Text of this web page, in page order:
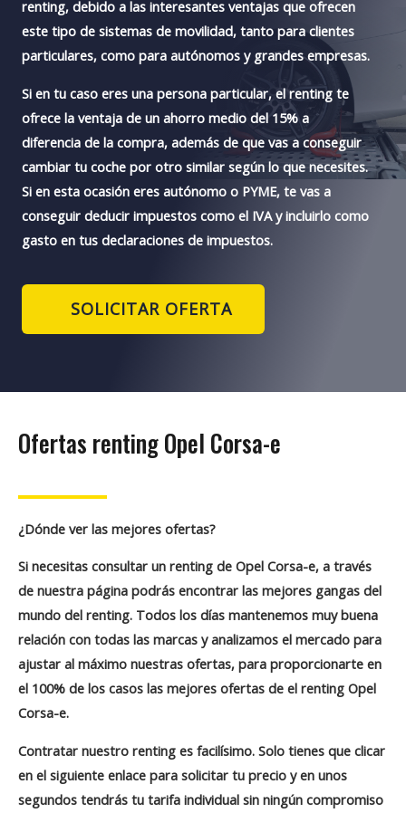
renting, debido a las interesantes ventajas que ofrecen
este tipo de sistemas de movilidad, tanto para clientes
particulares, como para autónomos y grandes empresas.
Si en tu caso eres una persona particular, el renting te
ofrece la ventaja de un ahorro medio del 15% a
diferencia de la compra, además de que vas a conseguir
cambiar tu coche por otro similar según lo que necesites.
Si en esta ocasión eres autónomo o PYME, te vas a
conseguir deducir impuestos como el IVA y incluirlo como
gasto en tus declaraciones de impuestos.
SOLICITAR OFERTA
Ofertas renting Opel Corsa-e
¿Dónde ver las mejores ofertas?
Si necesitas consultar un renting de Opel Corsa-e, a través
de nuestra página podrás encontrar las mejores gangas del
mundo del renting. Todos los días mantenemos muy buena
relación con todas las marcas y analizamos el mercado para
ajustar al máximo nuestras ofertas, para proporcionarte en
el 100% de los casos las mejores ofertas de el renting Opel
Corsa-e.
Contratar nuestro renting es facilísimo. Solo tienes que clicar
en el siguiente enlace para solicitar tu precio y en unos
segundos tendrás tu tarifa individual sin ningún compromiso